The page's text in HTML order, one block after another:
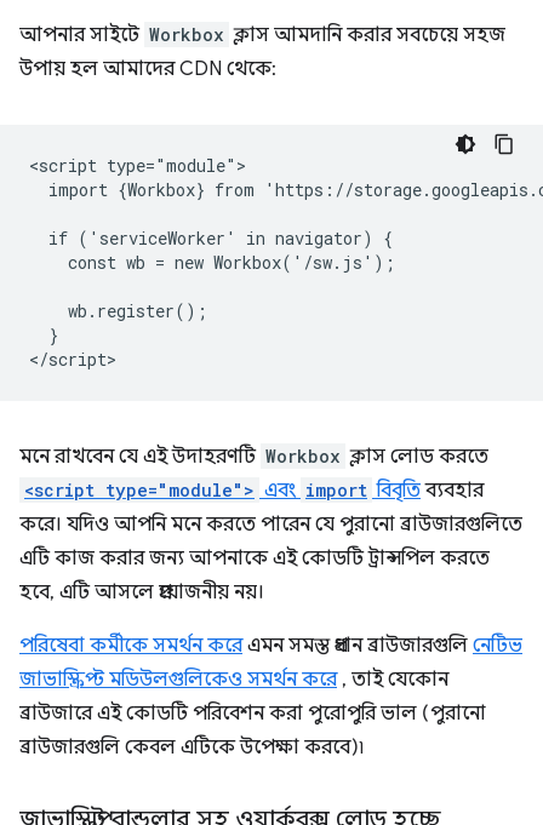
আপনার সাইটে Workbox ক্লাস আমদানি করার সবচেয়ে সহজ
উপায় হল আমাদের CDN থেকে:
<script type="module">
import {Workbox} from 'https://
  if ('serviceWorker' in navigator) {
    const wb = new Workbox('/sw.js');
    wb.register();
  }
মনে রাখবেন যে এই উদাহরণটি Workbox ক্লাস লোড করতে
<script type="module"> এবং import বিবৃতিব্যবহার
করে। যদিও আপনি মনে করতে পারেন যে পুরানো ব্রাউজারগুলিতে
এটি কাজ করার জন্য আপনাকে এই কোডটি ট্রান্সপিল করতে
হবে, এটি আসলে প্রয়োজনীয় নয়।
পরিষেবা কর্মীকে সমর্থন করেএমন সমস্ত প্রধান ব্রাউজারগুলি নেটিভ
জাভাস্ক্রিপ্ট মডিউলগুলিকেও সমর্থন করে, তাই যেকোন
ব্রাউজারে এই কোডটি পরিবেশন করা পুরোপুরি ভাল (পুরানো
ব্রাউজারগুলি কেবল এটিকে উপেক্ষা করবে)৷